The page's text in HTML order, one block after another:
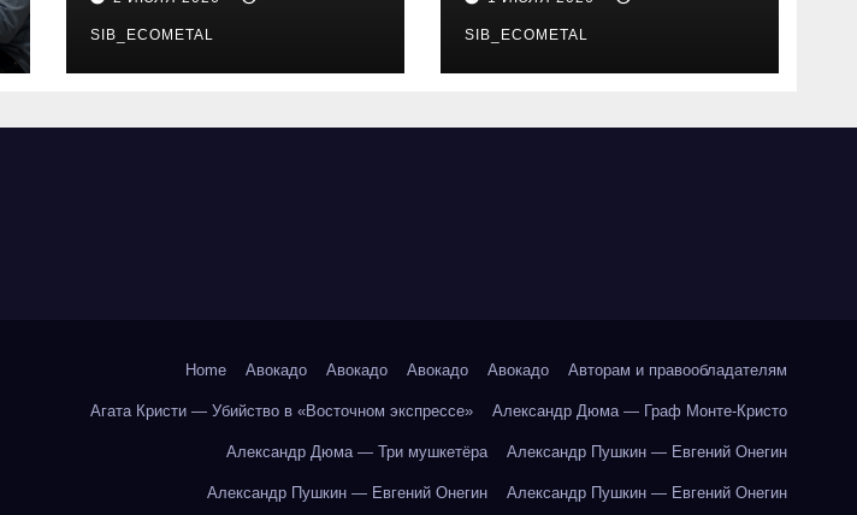
онлайн-курсы
SIB_ECOMETAL SIB_ECOMETAL
Home Авокадо Авокадо Авокадо Авокадо Авторам и правообладателям
Агата Кристи — Убийство в «Восточном экспрессе» Александр Дюма — Граф Монте-Кристо
Александр Дюма — Три мушкетёра Александр Пушкин — Евгений Онегин
Александр Пушкин — Евгений Онегин Александр Пушкин — Евгений Онегин